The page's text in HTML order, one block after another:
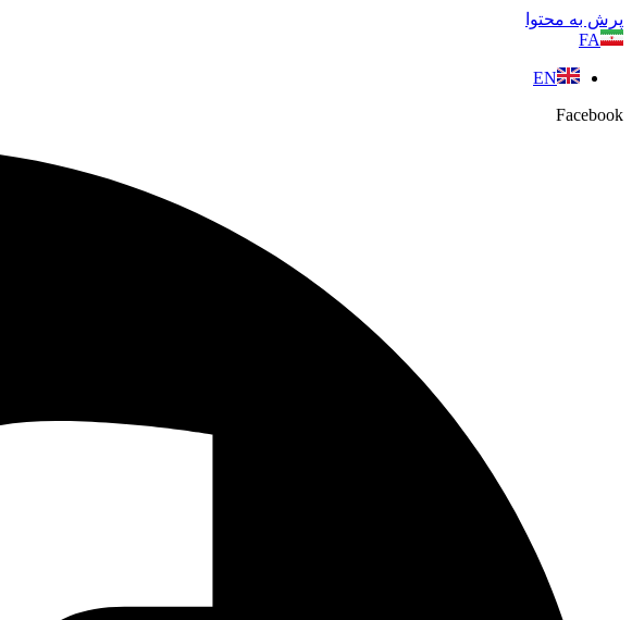
پرش به محتوا
FA
EN
Facebook